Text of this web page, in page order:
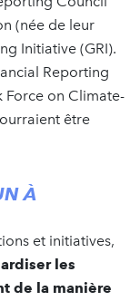
(née de leur
Initiative (GRI).
Reporting
Force on Climate-
être
À
et initiatives,
les
de la manière